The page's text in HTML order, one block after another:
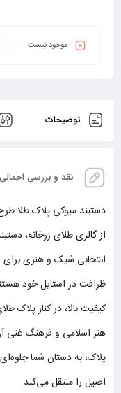
موجود نیست
توضیحات
نقد و بررسی اجمالی
دستبند میوکی پلاک طلا
انتخابی شیک و هنری برای
ظرافت در استایل خود
کیفیت بالا، در کنار پلاک
هنر اسلامی و فرهنگ غنی
پلاک، به دستان شما
اصیل را منتقل می‌کند.